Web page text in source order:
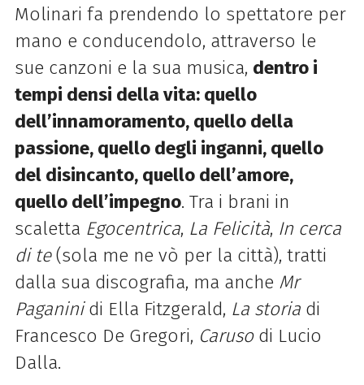
Molinari fa prendendo lo spettatore per
mano e conducendolo, attraverso le
sue canzoni e la sua musica, dentro i
tempi densi della vita: quello
dell’innamoramento, quello della
passione, quello degli inganni, quello
del disincanto, quello dell’amore,
quello dell’impegno. Tra i brani in
scaletta Egocentrica, La Felicità, In cerca
di te(sola me ne vò per la città), tratti
dalla sua discografia, ma anche Mr
Paganinidi Ella Fitzgerald, La storiadi
Francesco De Gregori, Carusodi Lucio
Dalla.